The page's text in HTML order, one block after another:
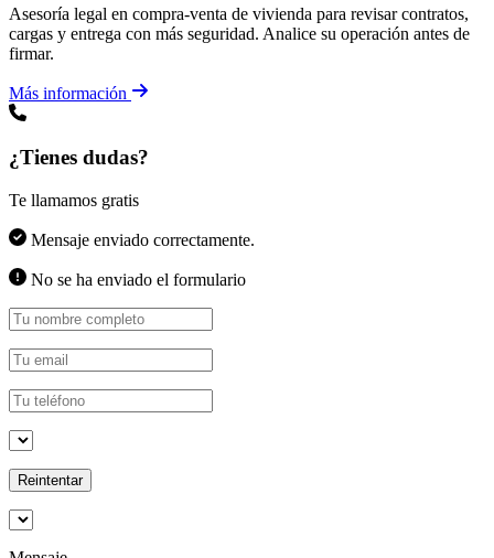
Asesoría legal en compra-venta de vivienda para revisar contratos,
cargas y entrega con más seguridad. Analice su operación antes de
firmar.
Más información
¿Tienes dudas?
Te llamamos gratis
Mensaje enviado correctamente.
No se ha enviado el formulario
Reintentar